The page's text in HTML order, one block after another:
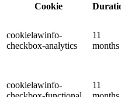
Cookie
cookielawinfo-
checkbox-analytics
11
months
cookielawinfo-
11